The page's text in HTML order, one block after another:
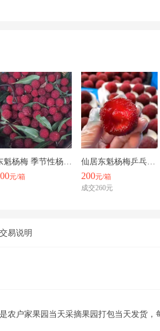
元/箱 200元/箱
成交260元
交易说明
农户家果园当天采摘果园打包当天发货